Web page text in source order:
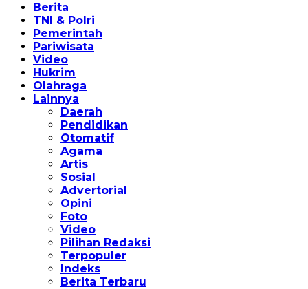
Berita
TNI & Polri
Pemerintah
Pariwisata
Video
Hukrim
Olahraga
Lainnya
Daerah
Pendidikan
Otomatif
Agama
Artis
Sosial
Advertorial
Opini
Foto
Video
Pilihan Redaksi
Terpopuler
Indeks
Berita Terbaru